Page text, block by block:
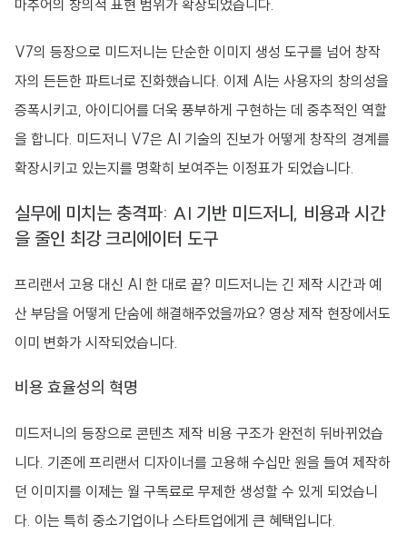
마추어의 창의적 표현 범위가 확장되었습니다.
V7의 등장으로 미드저니는 단순한 이미지 생성 도구를 넘어 창작
자의 든든한 파트너로 진화했습니다. 이제 AI는 사용자의 창의성을
증폭시키고, 아이디어를 더욱 풍부하게 구현하는 데 중추적인 역할
을 합니다. 미드저니 V7은 AI 기술의 진보가 어떻게 창작의 경계를
확장시키고 있는지를 명확히 보여주는 이정표가 되었습니다.
실무에 미치는 충격파: AI 기반 미드저니, 비용과 시간
을 줄인 최강 크리에이터 도구
프리랜서 고용 대신 AI 한 대로 끝? 미드저니는 긴 제작 시간과 예
산 부담을 어떻게 단숨에 해결해주었을까요? 영상 제작 현장에서도
이미 변화가 시작되었습니다.
비용 효율성의 혁명
미드저니의 등장으로 콘텐츠 제작 비용 구조가 완전히 뒤바뀌었습
니다. 기존에 프리랜서 디자이너를 고용해 수십만 원을 들여 제작하
던 이미지를 이제는 월 구독료로 무제한 생성할 수 있게 되었습니
다. 이는 특히 중소기업이나 스타트업에게 큰 혜택입니다.